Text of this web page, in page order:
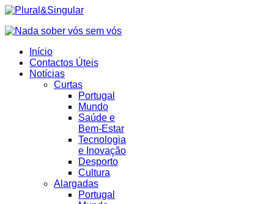
Início
Contactos Úteis
Notícias
Curtas
Portugal
Mundo
Saúde e
Bem-Estar
Tecnologia
e Inovação
Desporto
Cultura
Alargadas
Portugal